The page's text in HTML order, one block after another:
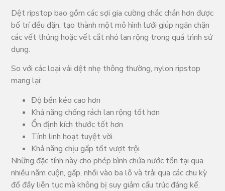
Dệt ripstop bao gồm các sợi gia cường chắc chắn hơn được
bố trí đều đặn, tạo thành một mô hình lưới giúp ngăn chặn
các vết thủng hoặc vết cắt nhỏ lan rộng trong quá trình sử
dụng.
So với các loại vải dệt nhẹ thông thường, nylon ripstop
mang lại:
Độ bền kéo cao hơn
Khả năng chống rách lan rộng tốt hơn
Ổn định kích thước tốt hơn
Tính linh hoạt tuyệt vời
Khả năng chịu gấp tốt vượt trội
Những đặc tính này cho phép bình chứa nước tồn tại qua
nhiều năm cuộn, gấp, nhồi vào ba lô và trải qua các chu kỳ
đổ đầy liên tục mà không bị suy giảm cấu trúc đáng kể.